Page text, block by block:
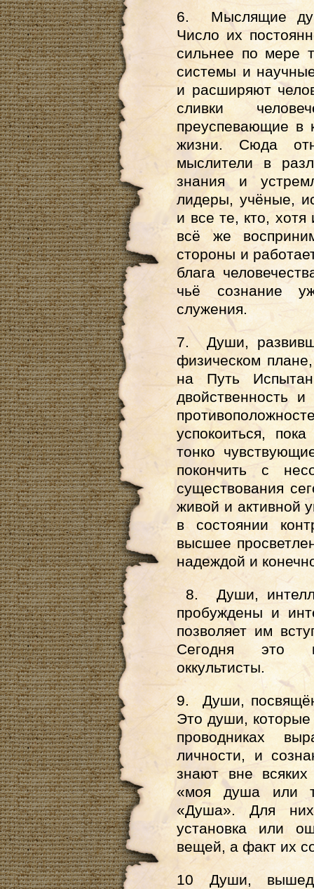
6. Мыслящие
Число их
сильнее по мере
системы и
и расширяют
сливки
преуспевающие в
жизни. Сюда
мыслители в
знания и
лидеры, учёные,
и все те, кто,
всё же
стороны и
блага
чьё сознание
служения.
7. Души,
физическом
на Путь
двойственность
успокоиться,
тонко
покончить с
существования
живой и активной
в состоянии
высшее
надеждой и
8. Души,
пробуждены и
позволяет им
Сегодня это
оккультисты.
9. Души,
Это души,
проводниках
личности, и
знают вне
«моя душа или
«Душа». Для
установка или
вещей, а факт их
10 Души,